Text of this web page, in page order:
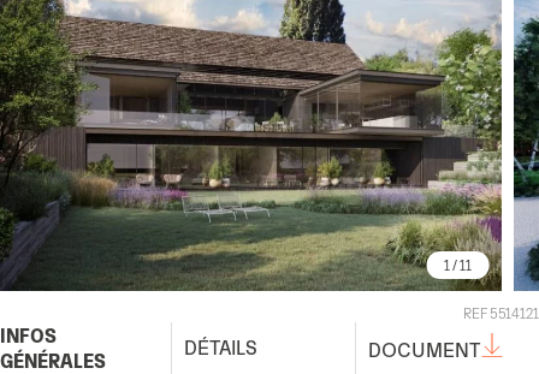
1 / 11
REF 5514121
INFOS
GÉNÉRALES
DÉTAILS DOCUMENT